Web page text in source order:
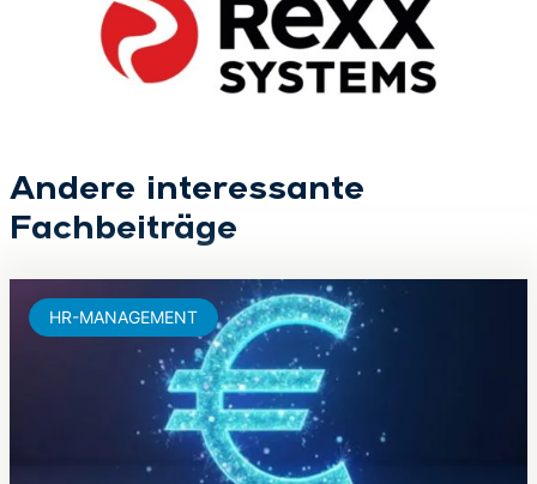
Andere interessante
Fachbeiträge
HR-MANAGEMENT